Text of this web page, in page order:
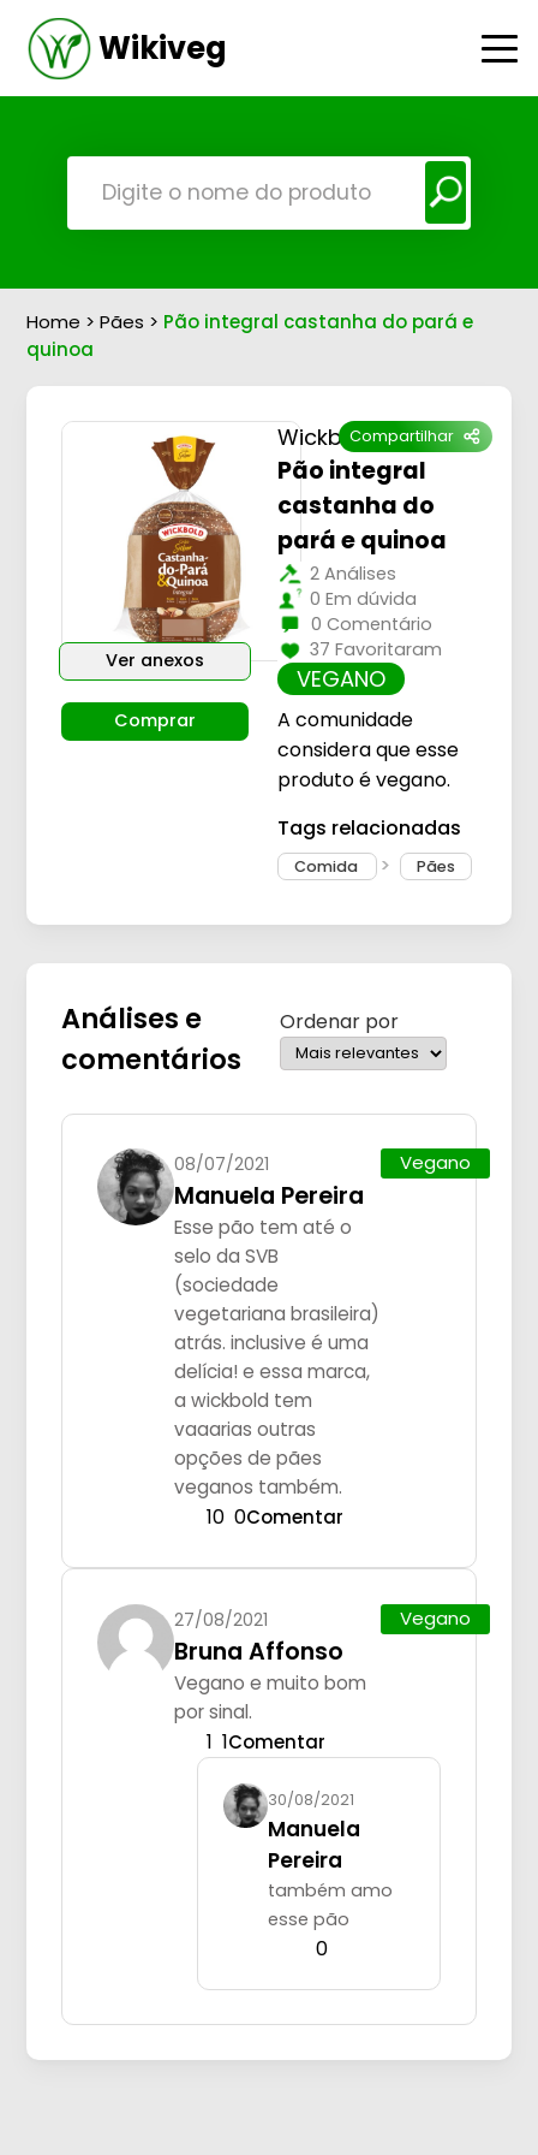
Wikiveg
Home >Pães > Pão integral castanha do pará e
quinoa
Compartilhar
Ver anexos
Comprar
Wickbold
Pão integral
castanha do
pará e quinoa
2 Análises
0 Em dúvida
0 Comentário
37 Favoritaram
VEGANO
A comunidade
considera que esse
produto é vegano.
Tags relacionadas
Comida Pães
Análises e
comentários
Ordenar por
08/07/2021
Manuela Pereira
Esse pão tem até o
selo da SVB
(sociedade
vegetariana brasileira)
atrás. inclusive é uma
delícia! e essa marca,
a wickbold tem
vaaarias outras
opções de pães
veganos também.
Vegano
10 0Comentar
27/08/2021
Bruna Affonso
Vegano e muito bom
por sinal.
Vegano
1 1Comentar
30/08/2021
Manuela
Pereira
também amo
esse pão
0